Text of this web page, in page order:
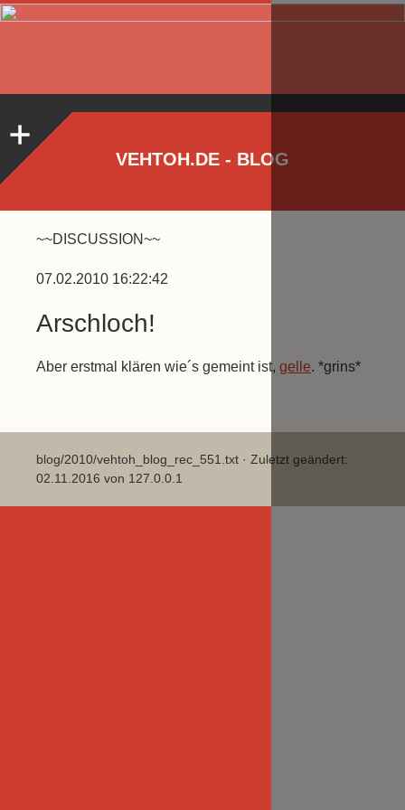
VEHTOH.DE - BLOG
~~DISCUSSION~~
07.02.2010 16:22:42
Arschloch!
Aber erstmal klären wie´s gemeint ist, gelle. *grins*
blog/2010/vehtoh_blog_rec_551.txt · Zuletzt geändert:
02.11.2016 von 127.0.0.1